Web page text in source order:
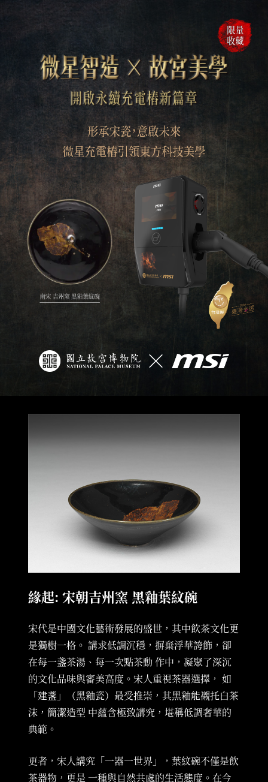
緣起: 宋朝吉州窯 黑釉葉紋碗
宋代是中國文化藝術發展的盛世，其中飲茶文化更
是獨樹一格。 講求低調沉穩，摒棄浮華誇飾，卻
在每一盞茶湯、每一次點茶動 作中，凝聚了深沉
的文化品味與審美高度。宋人重視茶器選擇， 如
「建盞」（黑釉瓷）最受推崇，其黑釉能襯托白茶
沫，簡潔造型 中蘊含極致講究，堪稱低調奢華的
典範。
更者，宋人講究「一器一世界」，葉紋碗不僅是飲
茶器物，更是 一種與自然共處的生活態度。在今